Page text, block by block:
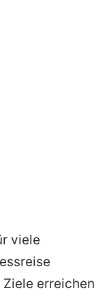
viele
erreichen